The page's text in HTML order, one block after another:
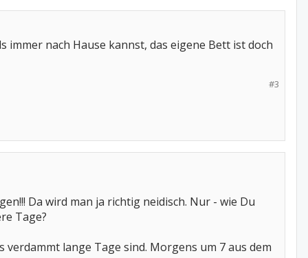
immer nach Hause kannst, das eigene Bett ist doch
#3
Da wird man ja richtig neidisch. Nur - wie Du
Tage?
lange Tage sind. Morgens um 7 aus dem